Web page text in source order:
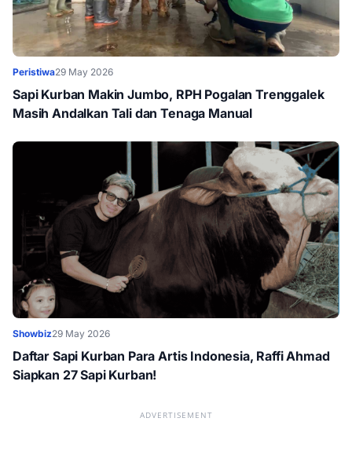
Peristiwa29 May 2026
Sapi Kurban Makin Jumbo, RPH Pogalan Trenggalek
Masih Andalkan Tali dan Tenaga Manual
Showbiz29 May 2026
Daftar Sapi Kurban Para Artis Indonesia, Raffi Ahmad
Siapkan 27 Sapi Kurban!
ADVERTISEMENT